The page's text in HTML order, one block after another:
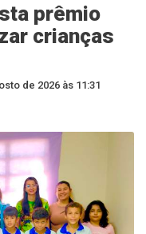
prêmio
crianças
de 2026 às 11:31